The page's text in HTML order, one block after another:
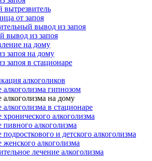
вытрезвитель
от запоя
вывод из запоя
вывод из запоя
на дому
запоя на дому
запоя в стационаре
алкоголиков
алкоголизма гипнозом
алкоголизма на дому
алкоголизма в стационаре
хронического алкоголизма
пивного алкоголизма
и детского алкоголизма
женского алкоголизма
лечение алкоголизма